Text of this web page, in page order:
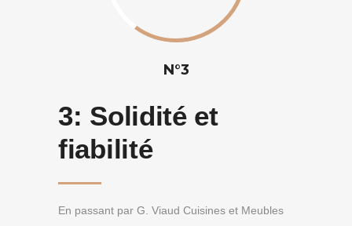
N°3
3: Solidité et
fiabilité
En passant par G. Viaud Cuisines et Meubles